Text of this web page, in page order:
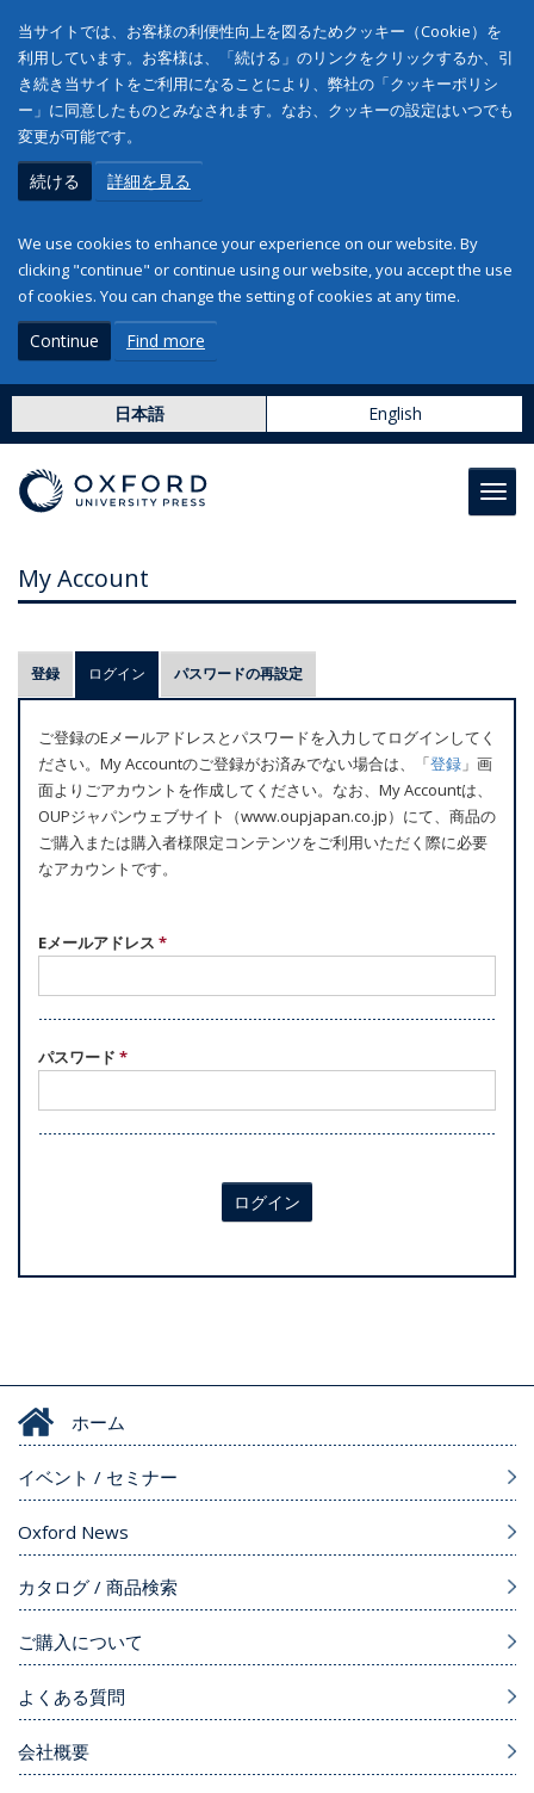
当サイトでは、お客様の利便性向上を図るためクッキー（Cookie）を
利用しています。お客様は、「続ける」のリンクをクリックするか、引
き続き当サイトをご利用になることにより、弊社の「クッキーポリシ
ー」に同意したものとみなされます。なお、クッキーの設定はいつでも
変更が可能です。
続ける 詳細を見る
We use cookies to enhance your experience on our website. By
clicking "continue" or continue using our website, you accept the use
of cookies. You can change the setting of cookies at any time.
Continue Find more
日本語 English
My Account
プ
ラ
マ
リ
ー
タ
ブ
登録 ログイン (アクティブなタブ)
パスワードの再設定
ご登録のEメールアドレスとパスワードを入力してログインしてく
ださい。My Accountのご登録がお済みでない場合は、「登録 」画
面よりごアカウントを作成してください。なお、My Accountは、
OUPジャパンウェブサイト（www.oupjapan.co.jp）にて、商品の
ご購入または購入者様限定コンテンツをご利用いただく際に必要
なアカウントです。
Eメールアドレス *
パスワード *
ログイン
ホーム
イベント / セミナー
Oxford News
カタログ / 商品検索
ご購入について
よくある質問
会社概要